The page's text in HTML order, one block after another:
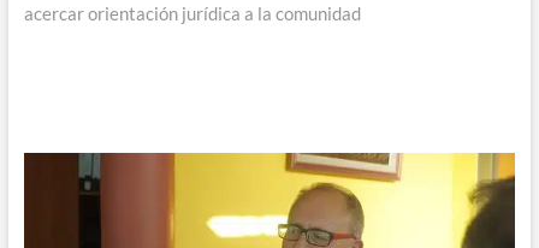
acercar orientación jurídica a la comunidad